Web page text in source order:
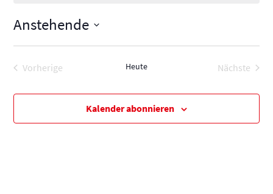
Anstehende
Vorherige
Heute
Nächste
Kalender abonnieren